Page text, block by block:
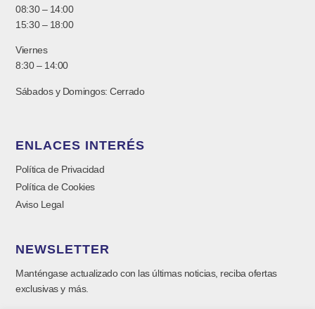
08:30 – 14:00
15:30 – 18:00
Viernes
8:30 – 14:00
Sábados y Domingos: Cerrado
ENLACES INTERÉS
Política de Privacidad
Política de Cookies
Aviso Legal
NEWSLETTER
Manténgase actualizado con las últimas noticias, reciba ofertas
exclusivas y más.